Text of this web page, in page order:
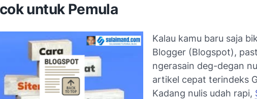
untuk Pemula
Kalau kamu baru saja
Blogger (Blogspot),
ngerasain deg-degan
artikel cepat terindeks
Kadang nulis udah rapi,